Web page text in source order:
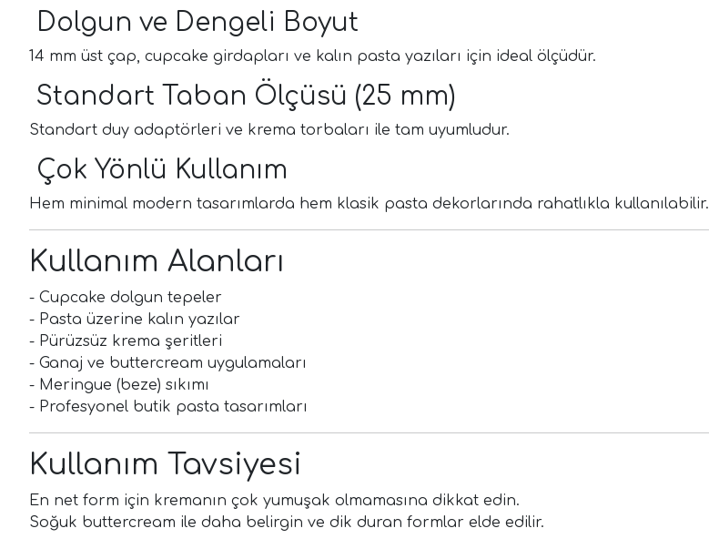
Dolgun ve Dengeli Boyut
14 mm üst çap, cupcake girdapları ve kalın pasta yazıları için ideal ölçüdür.
Standart Taban Ölçüsü (25 mm)
Standart duy adaptörleri ve krema torbaları ile tam uyumludur.
Çok Yönlü Kullanım
Hem minimal modern tasarımlarda hem klasik pasta dekorlarında rahatlıkla kullanılabilir.
Kullanım Alanları
- Cupcake dolgun tepeler
- Pasta üzerine kalın yazılar
- Pürüzsüz krema şeritleri
- Ganaj ve buttercream uygulamaları
- Meringue (beze) sıkımı
- Profesyonel butik pasta tasarımları
Kullanım Tavsiyesi
En net form için kremanın çok yumuşak olmamasına dikkat edin.
Soğuk buttercream ile daha belirgin ve dik duran formlar elde edilir.